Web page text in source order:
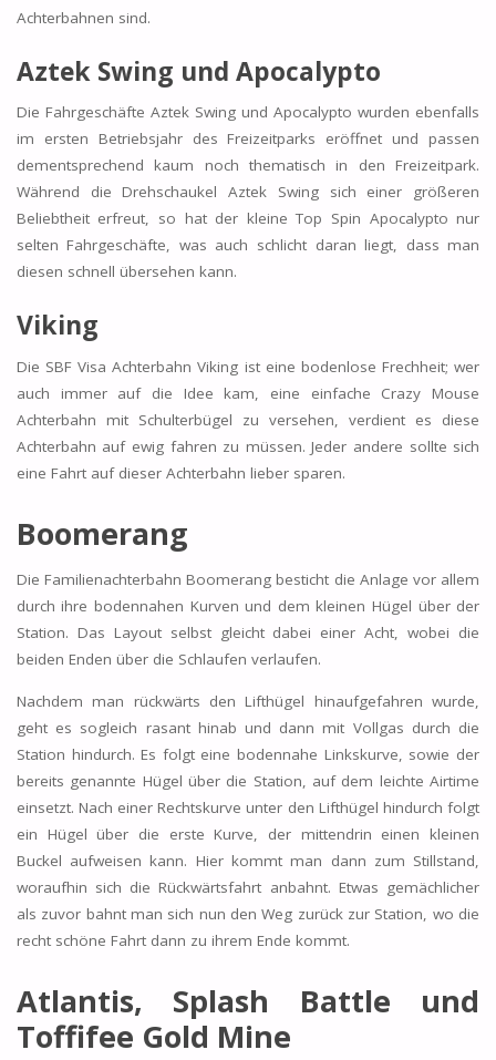
Achterbahnen sind.
Aztek Swing und Apocalypto
Die Fahrgeschäfte Aztek Swing und Apocalypto wurden ebenfalls
im ersten Betriebsjahr des Freizeitparks eröffnet und passen
dementsprechend kaum noch thematisch in den Freizeitpark.
Während die Drehschaukel Aztek Swing sich einer größeren
Beliebtheit erfreut, so hat der kleine Top Spin Apocalypto nur
selten Fahrgeschäfte, was auch schlicht daran liegt, dass man
diesen schnell übersehen kann.
Viking
Die SBF Visa Achterbahn Viking ist eine bodenlose Frechheit; wer
auch immer auf die Idee kam, eine einfache Crazy Mouse
Achterbahn mit Schulterbügel zu versehen, verdient es diese
Achterbahn auf ewig fahren zu müssen. Jeder andere sollte sich
eine Fahrt auf dieser Achterbahn lieber sparen.
Boomerang
Die Familienachterbahn Boomerang besticht die Anlage vor allem
durch ihre bodennahen Kurven und dem kleinen Hügel über der
Station. Das Layout selbst gleicht dabei einer Acht, wobei die
beiden Enden über die Schlaufen verlaufen.
Nachdem man rückwärts den Lifthügel hinaufgefahren wurde,
geht es sogleich rasant hinab und dann mit Vollgas durch die
Station hindurch. Es folgt eine bodennahe Linkskurve, sowie der
bereits genannte Hügel über die Station, auf dem leichte Airtime
einsetzt. Nach einer Rechtskurve unter den Lifthügel hindurch folgt
ein Hügel über die erste Kurve, der mittendrin einen kleinen
Buckel aufweisen kann. Hier kommt man dann zum Stillstand,
woraufhin sich die Rückwärtsfahrt anbahnt. Etwas gemächlicher
als zuvor bahnt man sich nun den Weg zurück zur Station, wo die
recht schöne Fahrt dann zu ihrem Ende kommt.
Atlantis, Splash Battle und
Toffifee Gold Mine